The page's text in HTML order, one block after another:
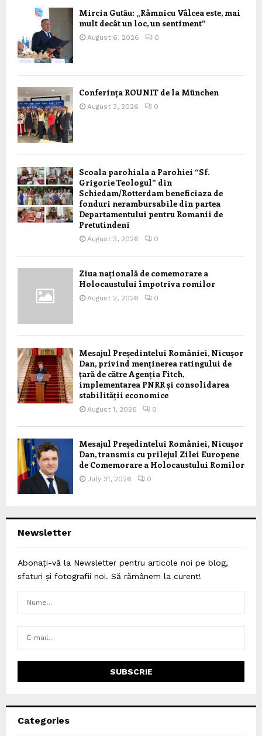
Mircia Gutău: „Râmnicu Vâlcea este, mai
mult decât un loc, un sentiment”
August 6, 2026 0
Conferința ROUNIT de la München
August 3, 2026 0
Scoala parohiala a Parohiei “Sf.
Grigorie Teologul” din
Schiedam/Rotterdam beneficiaza de
fonduri nerambursabile din partea
Departamentului pentru Romanii de
Pretutindeni
August 3, 2026 0
Ziua națională de comemorare a
Holocaustului împotriva romilor
August 2, 2026 0
Mesajul Președintelui României, Nicușor
Dan, privind menținerea ratingului de
țară de către Agenția Fitch,
implementarea PNRR și consolidarea
stabilității economice
August 1, 2026 0
Mesajul Președintelui României, Nicușor
Dan, transmis cu prilejul Zilei Europene
de Comemorare a Holocaustului Romilor
July 31, 2026 0
Newsletter
Abonați-vă la Newsletter pentru articole noi pe blog,
sfaturi și fotografii noi. Să rămânem la curent!
Categories